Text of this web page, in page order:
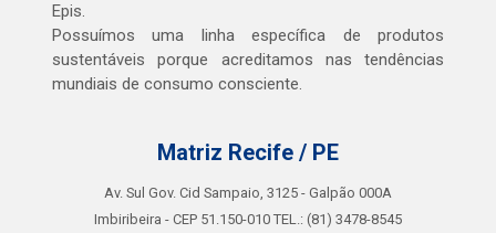
Epis.
Possuímos uma linha específica de produtos
sustentáveis porque acreditamos nas tendências
mundiais de consumo consciente.
Matriz Recife / PE
Av. Sul Gov. Cid Sampaio, 3125 - Galpão 000A
Imbiribeira - CEP 51.150-010 TEL.: (81) 3478-8545